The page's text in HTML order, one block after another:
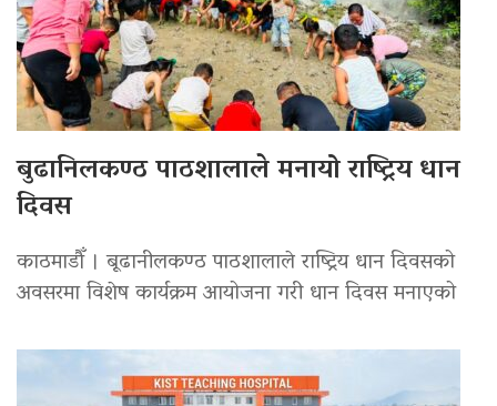
बुढानिलकण्ठ पाठशालाले मनायो राष्ट्रिय धान
दिवस
काठमाडौँ । बूढानीलकण्ठ पाठशालाले राष्ट्रिय धान दिवसको
अवसरमा विशेष कार्यक्रम आयोजना गरी धान दिवस मनाएको